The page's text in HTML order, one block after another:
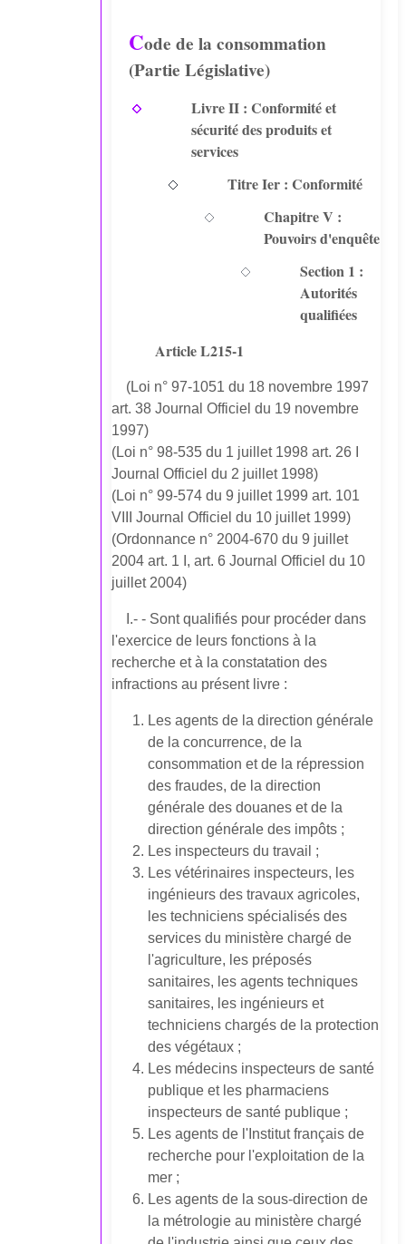
Code de la consommation
(Partie Législative)
Livre II : Conformité et
sécurité des produits et
services
Titre Ier : Conformité
Chapitre V :
Pouvoirs d'enquête
Section 1 :
Autorités
qualifiées
Article L215-1
(Loi n° 97-1051 du 18 novembre 1997
art. 38 Journal Officiel du 19 novembre
1997)
(Loi n° 98-535 du 1 juillet 1998 art. 26 I
Journal Officiel du 2 juillet 1998)
(Loi n° 99-574 du 9 juillet 1999 art. 101
VIII Journal Officiel du 10 juillet 1999)
(Ordonnance n° 2004-670 du 9 juillet
2004 art. 1 I, art. 6 Journal Officiel du 10
juillet 2004)
I.- - Sont qualifiés pour procéder dans
l'exercice de leurs fonctions à la
recherche et à la constatation des
infractions au présent livre :
Les agents de la direction générale
de la concurrence, de la
consommation et de la répression
des fraudes, de la direction
générale des douanes et de la
direction générale des impôts ;
Les inspecteurs du travail ;
Les vétérinaires inspecteurs, les
ingénieurs des travaux agricoles,
les techniciens spécialisés des
services du ministère chargé de
l'agriculture, les préposés
sanitaires, les agents techniques
sanitaires, les ingénieurs et
techniciens chargés de la protection
des végétaux ;
Les médecins inspecteurs de santé
publique et les pharmaciens
inspecteurs de santé publique ;
Les agents de l'Institut français de
recherche pour l'exploitation de la
mer ;
Les agents de la sous-direction de
la métrologie au ministère chargé